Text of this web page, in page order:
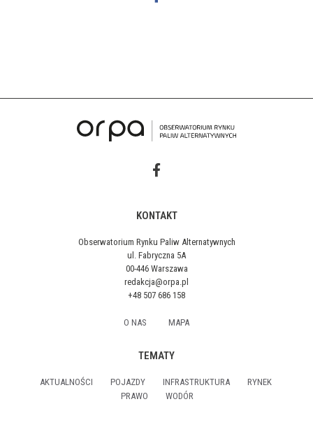
KONTAKT
Obserwatorium Rynku Paliw Alternatywnych
ul. Fabryczna 5A
00-446 Warszawa
redakcja@orpa.pl
+48 507 686 158
O NAS MAPA
TEMATY
AKTUALNOŚCI POJAZDY INFRASTRUKTURA
RYNEK
PRAWO
WODÓR